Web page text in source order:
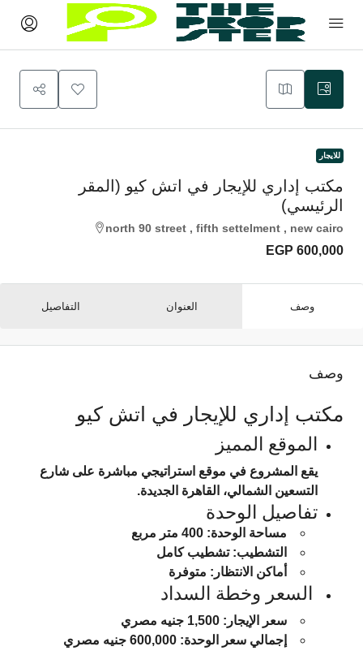
للايجار
مكتب إداري للإيجار في اتش كيو (المقر
الرئيسي)
north 90 street , fifth settelment , new cairo
EGP 600,000
وصف العنوان التفاصيل
وصف
مكتب إداري للإيجار في اتش كيو
الموقع المميز
يقع المشروع في موقع استراتيجي مباشرة على شارع
التسعين الشمالي، القاهرة الجديدة.
تفاصيل الوحدة
مساحة الوحدة:400 متر مربع
التشطيب:تشطيب كامل
أماكن الانتظار:متوفرة
السعر وخطة السداد
سعر الإيجار:1,500 جنيه مصري
إجمالي سعر الوحدة:600,000 جنيه مصري